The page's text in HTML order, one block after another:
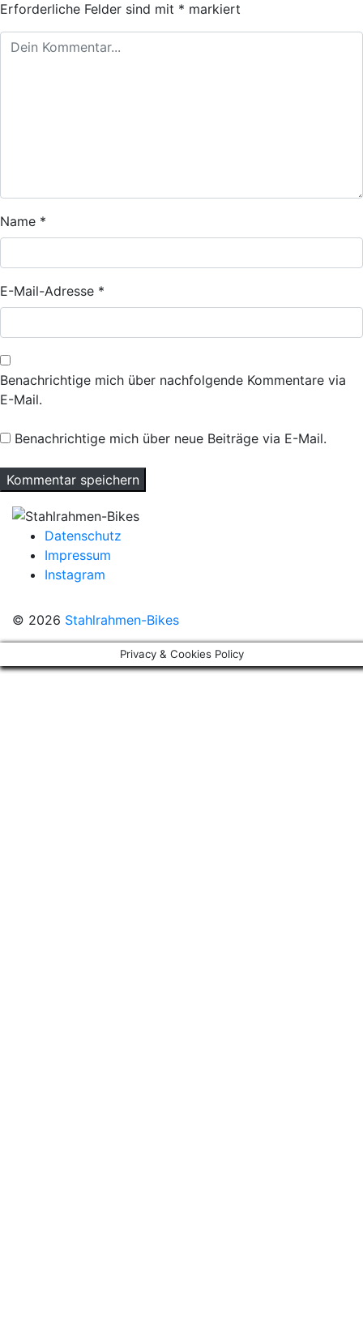
Erforderliche Felder sind mit * markiert
Name *
E-Mail-Adresse *
Benachrichtige mich über nachfolgende Kommentare via
E-Mail.
Benachrichtige mich über neue Beiträge via E-Mail.
Datenschutz
Impressum
Instagram
© 2026 Stahlrahmen-Bikes
Privacy & Cookies Policy